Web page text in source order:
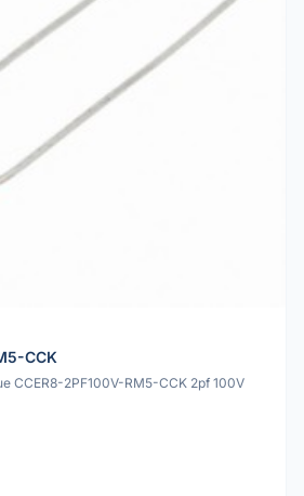
CCK
CCER8-2PF100V-RM5-CCK 2pf 100V